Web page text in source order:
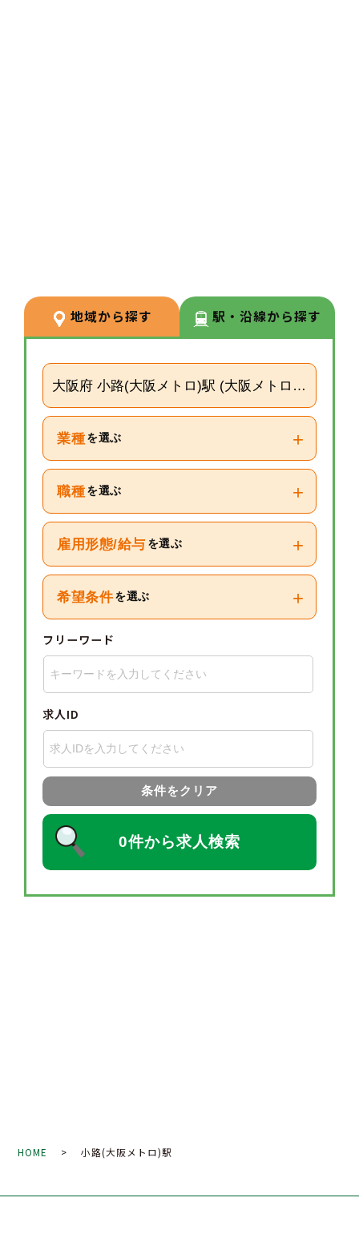
ーターや研修など＋αの業務チャ
レンジの可能性もございます。
地域から探す 駅・沿線から探す
大阪府 小路(大阪メトロ)駅 (大阪メトロ千日前線)
業種 を選ぶ +
職種 を選ぶ +
雇用形態/給与 を選ぶ +
希望条件 を選ぶ +
フリーワード
求人ID
条件をクリア
0件から求人検索
HOME > 小路(大阪メトロ)駅